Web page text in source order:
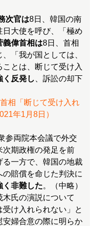
次官は8日、韓国の南
大使を呼び、「極め
義偉首相は8日、首相
「我が国としては、
とは、断じて受け入
く反発し
、訴訟の却下
相「断じて受け入れ
年1月8日）
参両院本会議で外交
次期政権の発足を前
る一方で、韓国の地裁
賠償を命じた判決に
く非難した。（中略）
木氏の演説について
受け入れられない」と
安婦合意の際に明らか